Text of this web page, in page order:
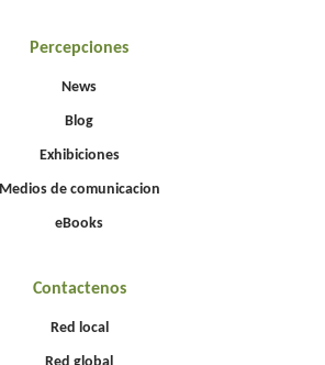
Percepciones
News
Blog
Exhibiciones
Medios de comunicacion
eBooks
Contactenos
Red local